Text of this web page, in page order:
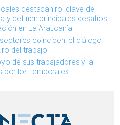
destacan rol clave de
y definen principales desafíos
en La Araucanía
coinciden: el diálogo
del trabajo
de sus trabajadores y la
por los temporales